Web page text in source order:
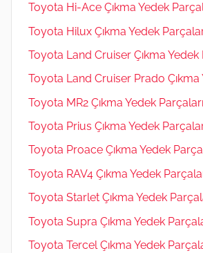
Toyota Hi-Ace Çıkma Yedek
Toyota Hilux Çıkma Yedek
Toyota Land Cruiser Çıkma Yedek
Toyota Land Cruiser Prado Çıkma
Toyota MR2 Çıkma Yedek Parçaları
Toyota Prius Çıkma Yedek
Toyota Proace Çıkma Yedek
Toyota RAV4 Çıkma Yedek
Toyota Starlet Çıkma Yedek
Toyota Supra Çıkma Yedek
Toyota Tercel Çıkma Yedek